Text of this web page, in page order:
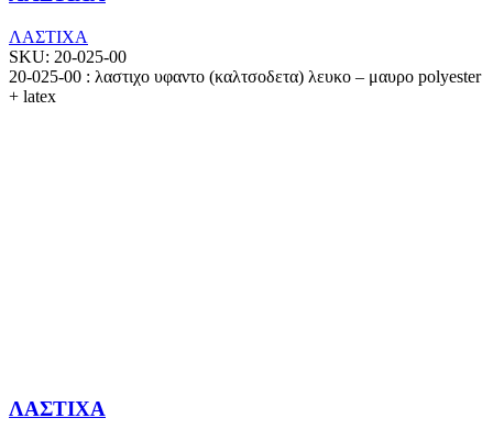
ΛΑΣΤΙΧΑ
SKU: 20-025-00
20-025-00 : λαστιχο υφαντο (καλτσοδετα) λευκο – μαυρο polyester
+ latex
ΛΑΣΤΙΧΑ